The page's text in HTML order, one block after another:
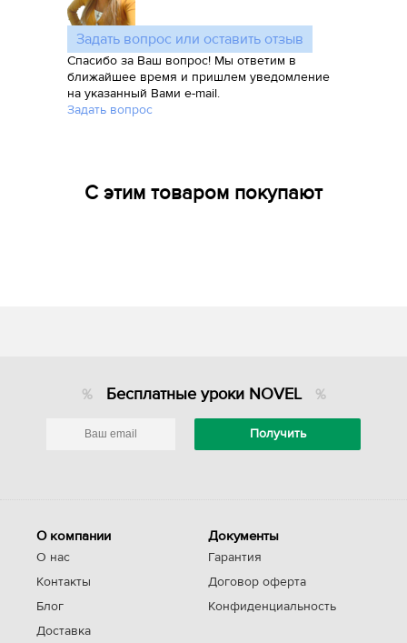
Задать вопрос или оставить отзыв
Спасибо за Ваш вопрос! Мы ответим в
ближайшее время и пришлем уведомление
на указанный Вами e-mail.
Задать вопрос
С этим товаром покупают
Бесплатные уроки NOVEL
О компании
О нас
Контакты
Блог
Доставка
Документы
Гарантия
Договор оферта
Конфиденциальность